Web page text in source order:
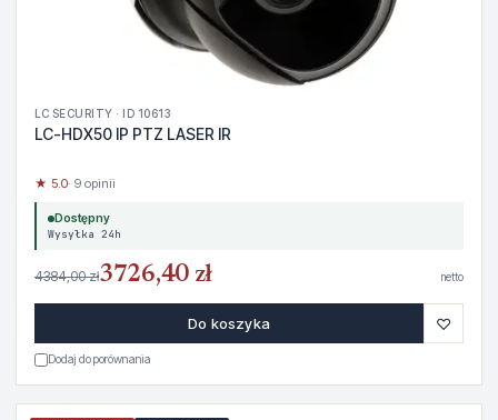
LC SECURITY · ID 10613
LC-HDX50 IP PTZ LASER IR
★ 5.0· 9 opinii
Dostępny
Wysyłka 24h
4384,00 zł3726,40 zł netto
Do koszyka ♡
Dodaj do porównania